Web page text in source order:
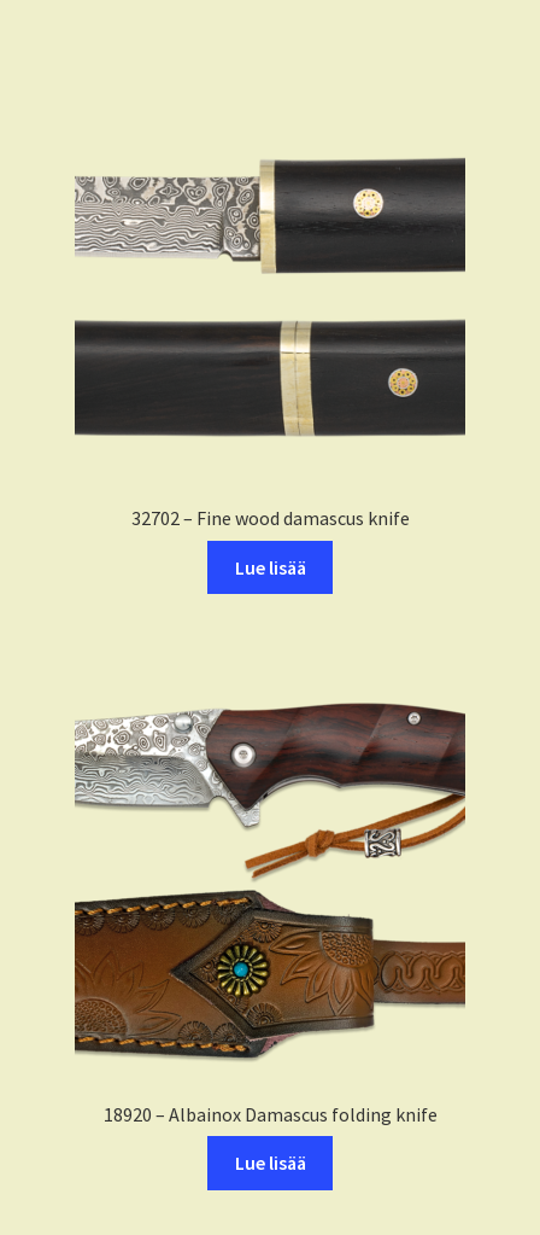
32702 – Fine wood damascus knife
Lue lisää
18920 – Albainox Damascus folding knife
Lue lisää